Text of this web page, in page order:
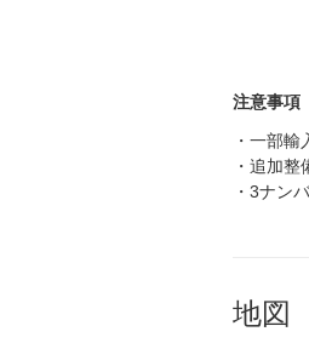
注意事項
・一部
・追加
・3ナン
地図